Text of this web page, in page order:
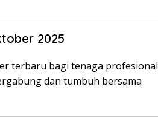
2025
terbaru bagi tenaga profesional
dan tumbuh bersama